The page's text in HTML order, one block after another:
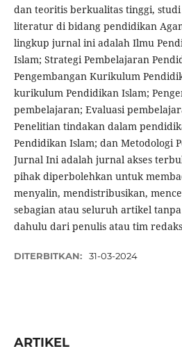
dan teoritis berkualitas tinggi,
literatur di bidang pendidikan
lingkup jurnal ini adalah Ilmu
Islam; Strategi Pembelajaran
Pengembangan Kurikulum
kurikulum Pendidikan Islam;
pembelajaran; Evaluasi
Penelitian tindakan dalam
Pendidikan Islam; dan Metodologi
Jurnal Ini adalah jurnal akses
pihak diperbolehkan untuk
menyalin, mendistribusikan,
sebagian atau seluruh artikel
dahulu dari penulis atau tim
DITERBITKAN: 31-03-2024
ARTIKEL